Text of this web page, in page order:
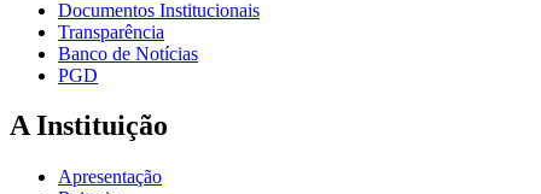
Documentos Institucionais
Transparência
Banco de Notícias
PGD
A Instituição
Apresentação